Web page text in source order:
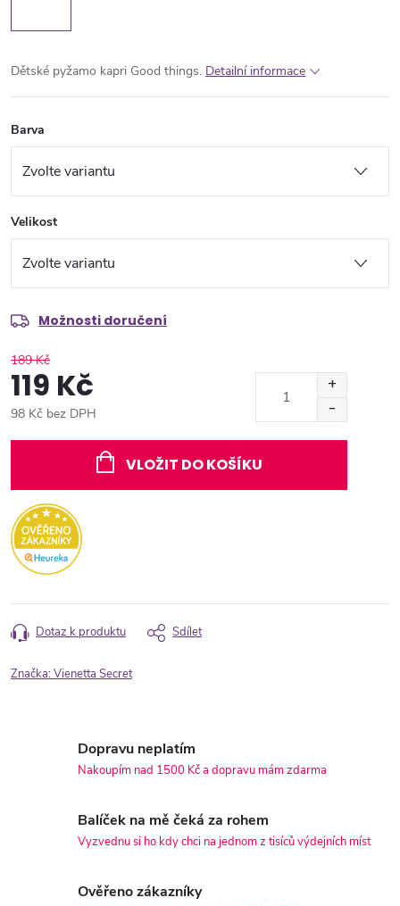
Dětské pyžamo kapri Good things. Detailní informace
Barva
Velikost
Možnosti doručení
189 Kč
119 Kč
98 Kč bez DPH
VLOŽIT DO KOŠÍKU
Dotaz k produktu Sdílet
Značka:Vienetta Secret
Dopravu neplatím
Nakoupím nad 1500 Kč a dopravu mám zdarma
Balíček na mě čeká za rohem
Vyzvednu si ho kdy chci na jednom z tisíců výdejních míst
Ověřeno zákazníky